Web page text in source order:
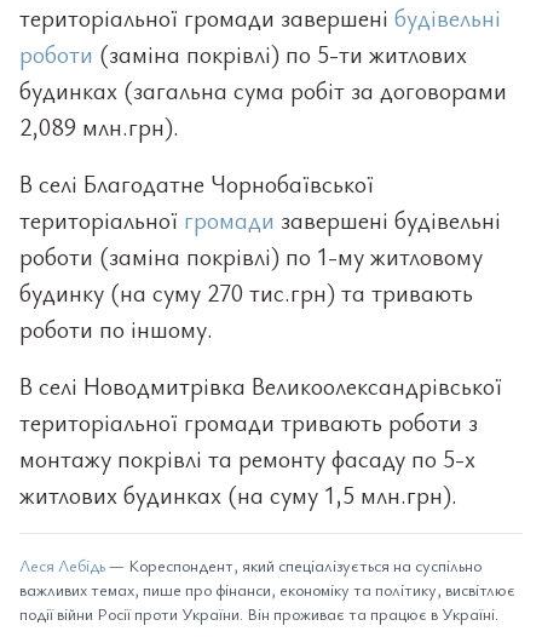
територіальної громади завершені будівельні
роботи (заміна покрівлі) по 5-ти житлових
будинках (загальна сума робіт за договорами
2,089 млн.грн).
В селі Благодатне Чорнобаївської
територіальної громади завершені будівельні
роботи (заміна покрівлі) по 1-му житловому
будинку (на суму 270 тис.грн) та тривають
роботи по іншому.
В селі Новодмитрівка Великоолександрівської
територіальної громади тривають роботи з
монтажу покрівлі та ремонту фасаду по 5-х
житлових будинках (на суму 1,5 млн.грн).
Леся Лебідь— Кореспондент, який спеціалізується на суспільно
важливих темах, пише про фінанси, економіку та політику, висвітлює
події війни Росії проти України. Він проживає та працює в Україні.